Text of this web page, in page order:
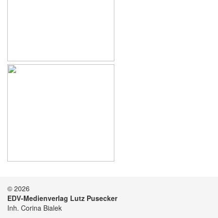
© 2026
EDV-Medienverlag Lutz Pusecker
Inh. Corina Bialek